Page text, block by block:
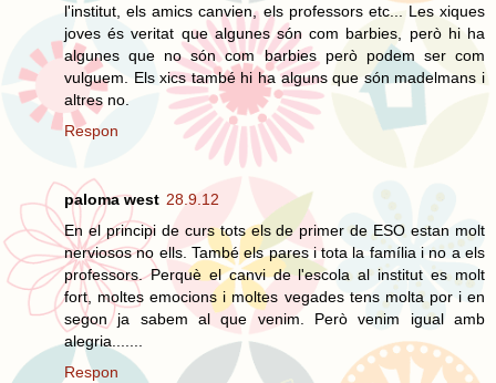
l'institut, els amics canvien, els professors etc... Les xiques
joves és veritat que algunes són com barbies, però hi ha
algunes que no són com barbies però podem ser com
vulguem. Els xics també hi ha alguns que són madelmans i
altres no.
Respon
paloma west 28.9.12
En el principi de curs tots els de primer de ESO estan molt
nerviosos no ells. També els pares i tota la família i no a els
professors. Perquè el canvi de l'escola al institut es molt
fort, moltes emocions i moltes vegades tens molta por i en
segon ja sabem al que venim. Però venim igual amb
alegria.......
Respon